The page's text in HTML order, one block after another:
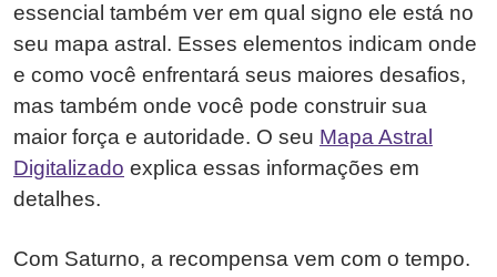
essencial também ver em qual signo ele está no
seu mapa astral. Esses elementos indicam onde
e como você enfrentará seus maiores desafios,
mas também onde você pode construir sua
maior força e autoridade. O seu Mapa Astral
Digitalizado explica essas informações em
detalhes.
Com Saturno, a recompensa vem com o tempo.